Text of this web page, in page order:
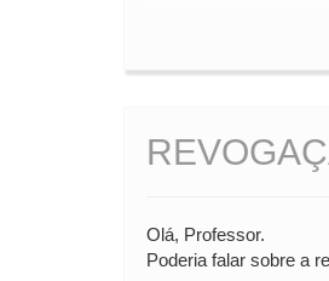
Olá, Professor.
Poderia falar sobre a